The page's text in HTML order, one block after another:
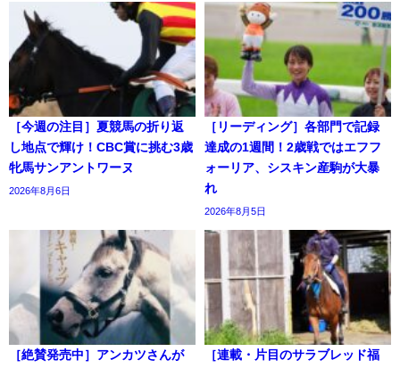
［今週の注目］夏競馬の折り返
し地点で輝け！CBC賞に挑む3歳
牝馬サンアントワーヌ
2026年8月6日
［リーディング］各部門で記録
達成の1週間！2歳戦ではエフフ
ォーリア、シスキン産駒が大暴
れ
2026年8月5日
［絶賛発売中］アンカツさんが
［連載・片目のサラブレッド福